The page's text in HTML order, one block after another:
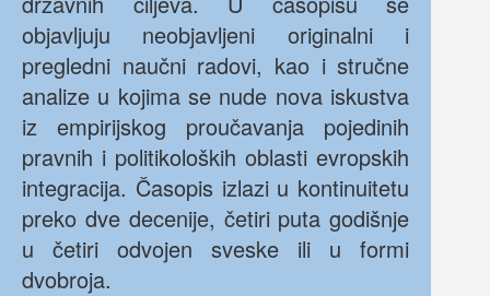
objavljuju neobjavljeni originalni i
pregledni naučni radovi, kao i stručne
analize u kojima se nude nova iskustva
iz empirijskog proučavanja pojedinih
pravnih i politikoloških oblasti evropskih
integracija. Časopis izlazi u kontinuitetu
preko dve decenije, četiri puta godišnje
u četiri odvojen sveske ili u formi
dvobroja.